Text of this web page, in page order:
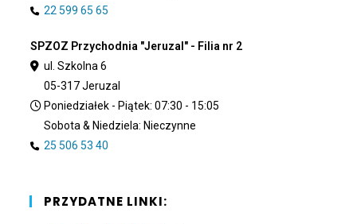
22 599 65 65
SPZOZ Przychodnia "Jeruzal" - Filia nr 2
ul. Szkolna 6
05-317 Jeruzal
Poniedziałek - Piątek: 07:30 - 15:05
Sobota & Niedziela: Nieczynne
25 506 53 40
PRZYDATNE LINKI: